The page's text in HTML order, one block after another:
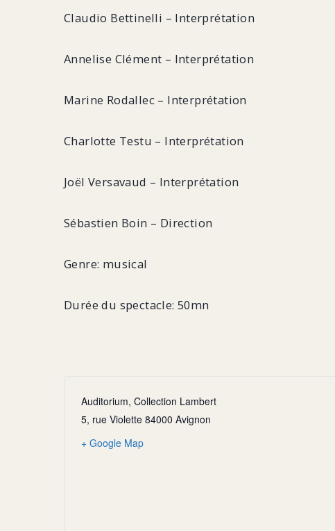
Claudio Bettinelli – Interprétation
Annelise Clément – Interprétation
Marine Rodallec – Interprétation
Charlotte Testu – Interprétation
Joël Versavaud – Interprétation
Sébastien Boin – Direction
Genre: musical
Durée du spectacle: 50mn
Auditorium, Collection Lambert
5, rue Violette 84000 Avignon
+ Google Map